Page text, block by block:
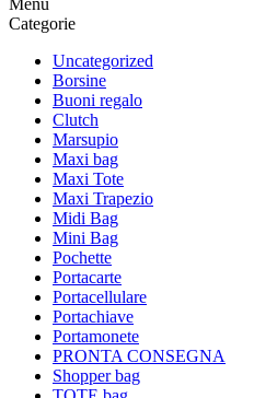
Categorie
Uncategorized
Borsine
Buoni regalo
Clutch
Marsupio
Maxi bag
Maxi Tote
Maxi Trapezio
Midi Bag
Mini Bag
Pochette
Portacarte
Portacellulare
Portachiave
Portamonete
PRONTA CONSEGNA
Shopper bag